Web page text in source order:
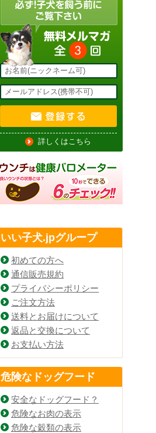
詳しくはこちら
いい子犬.jpグループ
初めての方へ
通信販売規約
プライバシーポリシー
ご注文方法
送料とお届けについて
返品と交換について
お支払い方法
危険なドッグフード
安全なドッグフード？
危険なお肉の表示
危険な穀類の表示